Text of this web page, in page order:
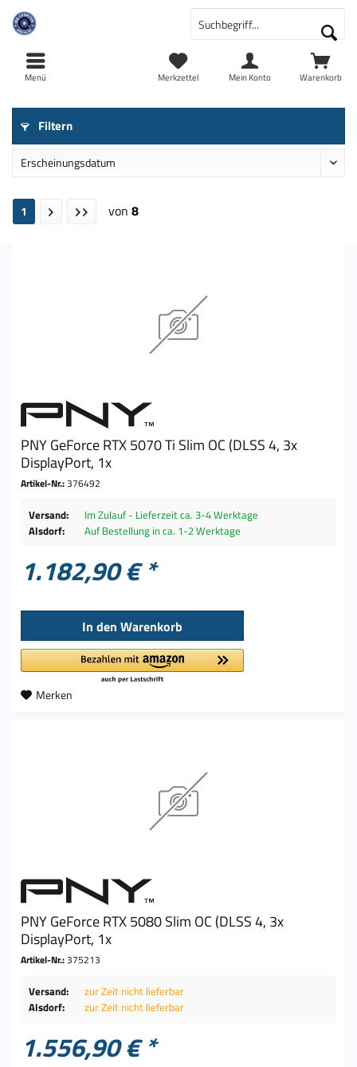
Warenkorb
Merkzettel Mein Konto
Menü
Filtern
1 von 8
PNY GeForce RTX 5070 Ti Slim OC (DLSS 4, 3x
DisplayPort, 1x
Artikel-Nr.:376492
Versand:
Im Zulauf - Lieferzeit ca. 3-4 Werktage
Alsdorf:
Auf Bestellung in ca. 1-2 Werktage
1.182,90 € *
In den Warenkorb
Merken
PNY GeForce RTX 5080 Slim OC (DLSS 4, 3x
DisplayPort, 1x
Artikel-Nr.:375213
Versand:
zur Zeit nicht lieferbar
Alsdorf:
zur Zeit nicht lieferbar
1.556,90 € *